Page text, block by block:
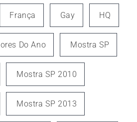
França Gay HQ
Do Ano Mostra SP
Mostra SP 2010
Mostra SP 2013